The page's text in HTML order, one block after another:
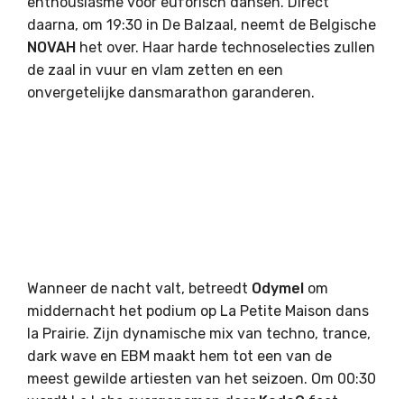
daarna, om 19:30 in De Balzaal, neemt de Belgische
NOVAH het over. Haar harde technoselecties zullen
de zaal in vuur en vlam zetten en een
onvergetelijke dansmarathon garanderen.
Wanneer de nacht valt, betreedt Odymel om
middernacht het podium op La Petite Maison dans
la Prairie. Zijn dynamische mix van techno, trance,
dark wave en EBM maakt hem tot een van de
meest gewilde artiesten van het seizoen. Om 00:30